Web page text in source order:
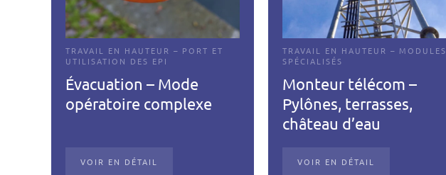
TRAVAIL EN HAUTEUR – PORT ET
UTILISATION DES EPI
Évacuation – Mode
opératoire complexe
VOIR EN DÉTAIL
TRAVAIL EN HAUTEUR – MODULES
SPÉCIALISÉS
Monteur télécom –
Pylônes, terrasses,
château d’eau
VOIR EN DÉTAIL